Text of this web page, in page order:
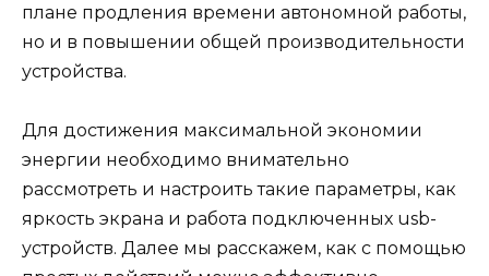
плане продления времени автономной работы,
но и в повышении общей производительности
устройства.
Для достижения максимальной экономии
энергии необходимо внимательно
рассмотреть и настроить такие параметры, как
яркость экрана и работа подключенных usb-
устройств. Далее мы расскажем, как с помощью